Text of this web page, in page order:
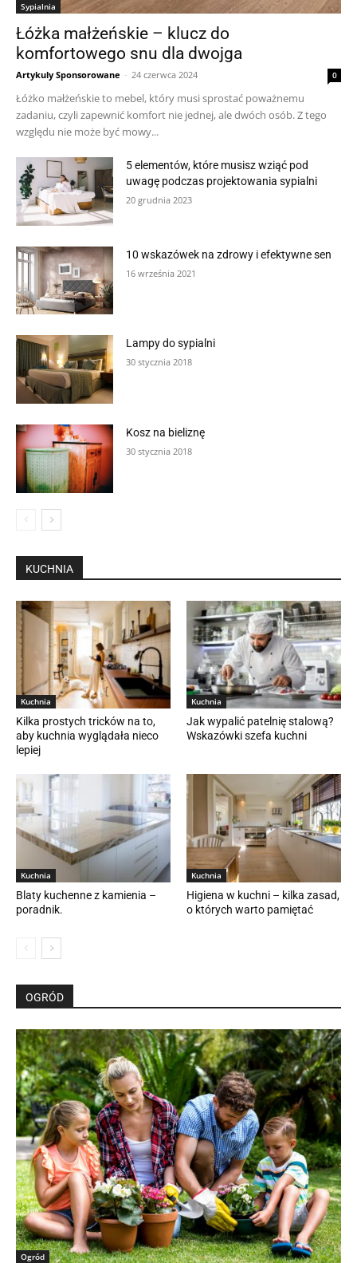
Sypialnia
Łóżka małżeńskie – klucz do
komfortowego snu dla dwojga
Artykuly Sponsorowane - 24 czerwca 2024 0
Łóżko małżeńskie to mebel, który musi sprostać poważnemu
zadaniu, czyli zapewnić komfort nie jednej, ale dwóch osób. Z tego
względu nie może być mowy...
5 elementów, które musisz wziąć pod
uwagę podczas projektowania sypialni
20 grudnia 2023
10 wskazówek na zdrowy i efektywne sen
16 września 2021
Lampy do sypialni
30 stycznia 2018
Kosz na bieliznę
30 stycznia 2018
KUCHNIA
Kuchnia
Kilka prostych tricków na to,
aby kuchnia wyglądała nieco
lepiej
Kuchnia
Jak wypalić patelnię stalową?
Wskazówki szefa kuchni
Kuchnia
Blaty kuchenne z kamienia –
poradnik.
Kuchnia
Higiena w kuchni – kilka zasad,
o których warto pamiętać
OGRÓD
Ogród